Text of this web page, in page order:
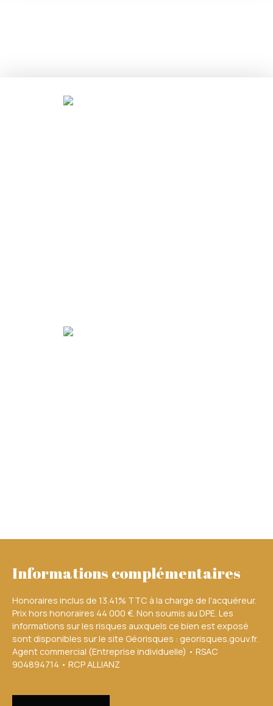
Informations complémentaires
Honoraires inclus de 13.41% TTC à la charge de l'acquéreur.
Prix hors honoraires 44 000 €. Non soumis au DPE. Les
informations sur les risques auxquels ce bien est exposé
sont disponibles sur le site Géorisques : georisques.gouv.fr.
Agent commercial (Entreprise individuelle) • RSAC
904894714 • RCP ALLIANZ